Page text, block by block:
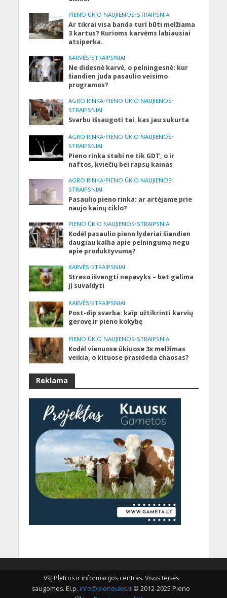
PIENO ŪKIO NAUJIENOS•STRAIPSNIAI
Ar tikrai visa banda turi būti melžiama
3 kartus? Kurioms karvėms labiausiai
atsiperka.
KARVĖS•STRAIPSNIAI
Ne didesnė karvė, o pelningesnė: kur
šiandien juda pasaulio veisimo
programos?
AGRO RINKA•PIENO ŪKIO NAUJIENOS•
STRAIPSNIAI
Svarbu išsaugoti tai, kas jau sukurta
AGRO RINKA•PIENO ŪKIO NAUJIENOS•
STRAIPSNIAI
Pieno rinka stebi ne tik GDT, o ir
naftos, kviečių bei rapsų kainas
AGRO RINKA•PIENO ŪKIO NAUJIENOS•
STRAIPSNIAI
Pasaulio pieno rinka: ar artėjame prie
naujo kainų ciklo?
PIENO ŪKIO NAUJIENOS•STRAIPSNIAI
Kodėl pasaulio pieno lyderiai šiandien
daugiau kalba apie pelningumą negu
apie produktyvumą?
KARVĖS•STRAIPSNIAI
Streso išvengti nepavyks – bet galima
jį suvaldyti
KARVĖS•STRAIPSNIAI
Post-dip svarba: kaip užtikrinti karvių
gerovę ir pieno kokybę
PIENO ŪKIO NAUJIENOS•STRAIPSNIAI
Kodėl vienuose ūkiuose 3x melžimas
veikia, o kituose prasideda chaosas?
Reklama
VšĮ Plėtros ir informacijos centras. Visos teisės
saugomos. El.p. info@pienoukis.lt © 2012-2025 Pieno